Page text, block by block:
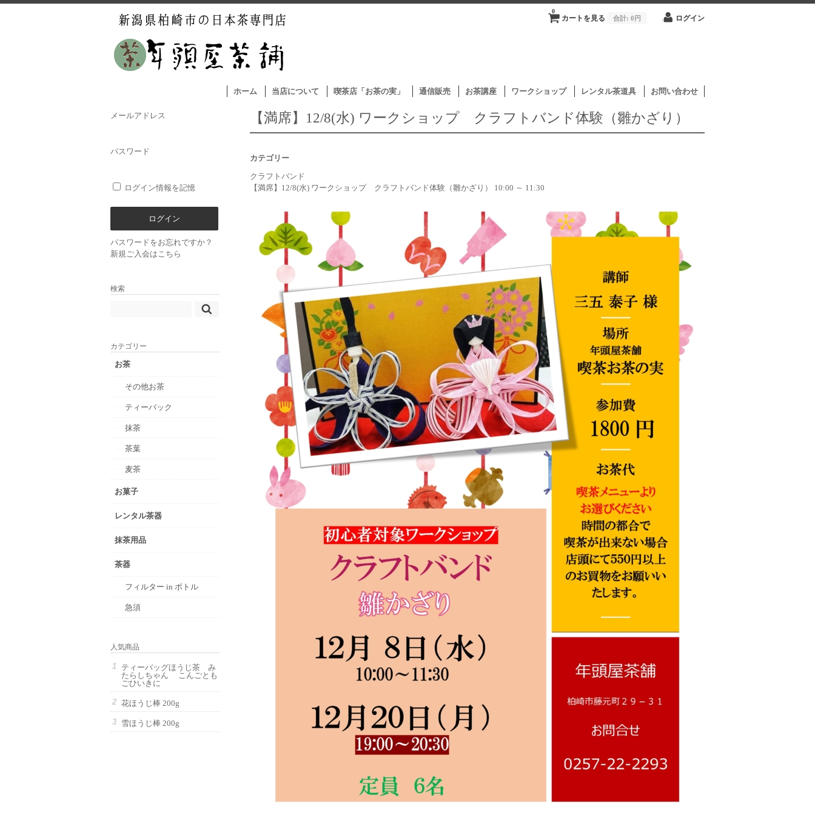
カートを見る
0
合計: 0円 ログイン
ホーム 当店について 喫茶店「お茶の実」 通信販売 お茶講座 ワークショップ レンタル茶道具 お問い合わせ
【満席】12/8(水) ワークショップ クラフトバンド体験（雛かざり）
カテゴリー
クラフトバンド
【満席】12/8(水) ワークショップ クラフトバンド体験（雛かざり） 10:00 ～ 11:30
メールアドレス
パスワード
ログイン情報を記憶
パスワードをお忘れですか？
新規ご入会はこちら
検索
カテゴリー
お茶
その他お茶
ティーバック
抹茶
茶葉
麦茶
お菓子
レンタル茶器
抹茶用品
茶器
フィルター in ボトル
急須
人気商品
ティーバッグほうじ茶 み
たらしちゃん こんごとも
ごひいきに
花ほうじ棒 200g
雪ほうじ棒 200g